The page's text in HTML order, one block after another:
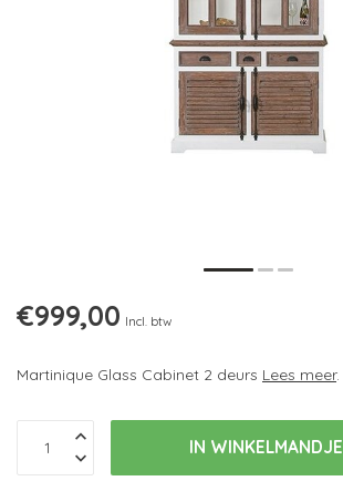
€999,00 Incl. btw
Martinique Glass Cabinet 2 deurs Lees meer.
IN WINKELMANDJE